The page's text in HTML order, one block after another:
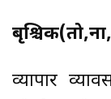
व्यापार